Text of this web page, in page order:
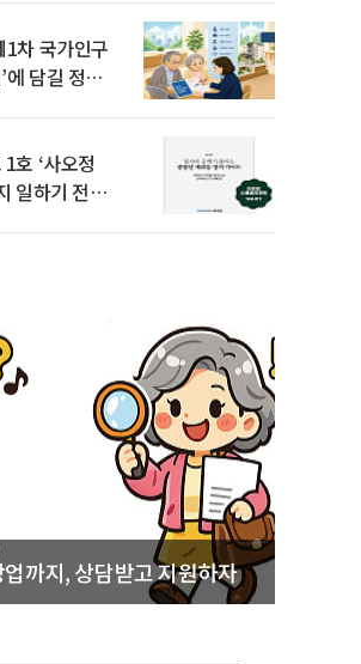
1차 국가인구
에 담길 정책
호 ‘사오정
일하기 전략’
까지, 상담받고 지원하자